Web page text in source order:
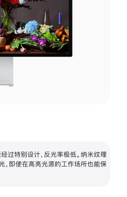
过特别设计，反光率极低。纳米纹理
，即使在高亮光源的工作场所也能保